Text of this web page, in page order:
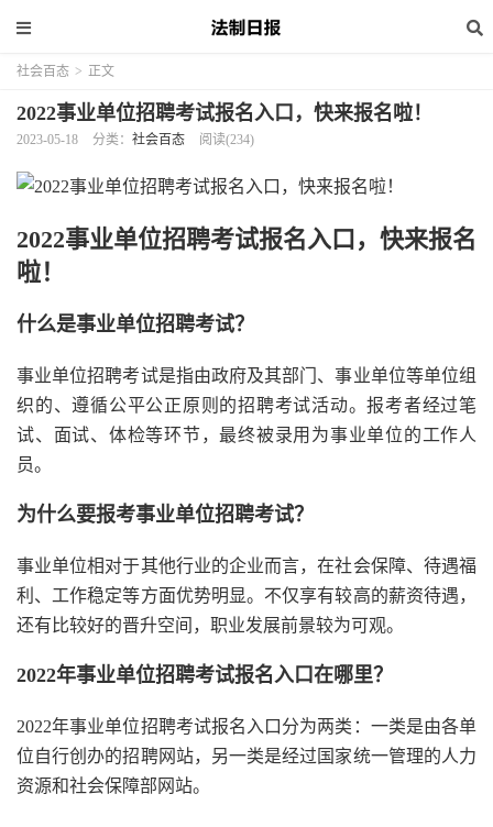
社会百态 > 正文
2022事业单位招聘考试报名入口，快来报名啦！
2023-05-18 分类： 社会百态 阅读(234)
2022事业单位招聘考试报名入口，快来报名
啦！
什么是事业单位招聘考试？
事业单位招聘考试是指由政府及其部门、事业单位等单位组
织的、遵循公平公正原则的招聘考试活动。报考者经过笔
试、面试、体检等环节，最终被录用为事业单位的工作人
员。
为什么要报考事业单位招聘考试？
事业单位相对于其他行业的企业而言，在社会保障、待遇福
利、工作稳定等方面优势明显。不仅享有较高的薪资待遇，
还有比较好的晋升空间，职业发展前景较为可观。
2022年事业单位招聘考试报名入口在哪里？
2022年事业单位招聘考试报名入口分为两类：一类是由各单
位自行创办的招聘网站，另一类是经过国家统一管理的人力
资源和社会保障部网站。